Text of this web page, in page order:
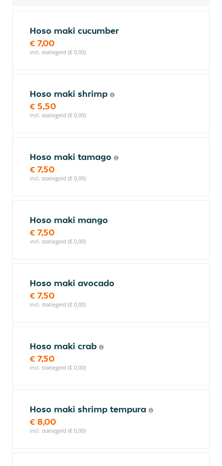
Hoso maki cucumber
€ 7,00
incl. statiegeld (€ 0,00)
Hoso maki shrimp
€ 5,50
incl. statiegeld (€ 0,00)
Hoso maki tamago
€ 7,50
incl. statiegeld (€ 0,00)
Hoso maki mango
€ 7,50
incl. statiegeld (€ 0,00)
Hoso maki avocado
€ 7,50
incl. statiegeld (€ 0,00)
Hoso maki crab
€ 7,50
incl. statiegeld (€ 0,00)
Hoso maki shrimp tempura
€ 8,00
incl. statiegeld (€ 0,00)